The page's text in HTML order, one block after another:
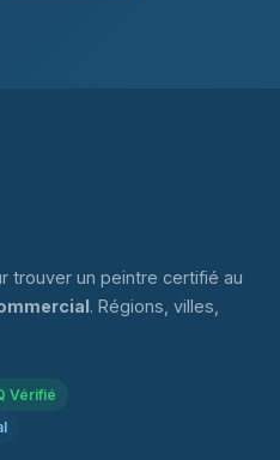
trouver un peintre certifié au
. Régions, villes,
Vérifié